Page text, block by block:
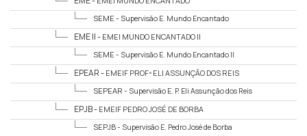
SEME - Supervisão E. Mundo Encantado
EME II - EMEI MUNDO ENCANTADO II
SEME - Supervisão E. Mundo Encantado II
EPEAR - EMEIF PROFª ELI ASSUNÇÃO DOS REIS
SEPEAR - Supervisão E. P. Eli Assunção dos Reis
EPJB - EMEIF PEDRO JOSÉ DE BORBA
SEPJB - Supervisão E. Pedro José de Borba